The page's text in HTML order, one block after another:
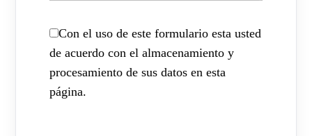
Con el uso de este formulario esta usted
de acuerdo con el almacenamiento y
procesamiento de sus datos en esta
página.